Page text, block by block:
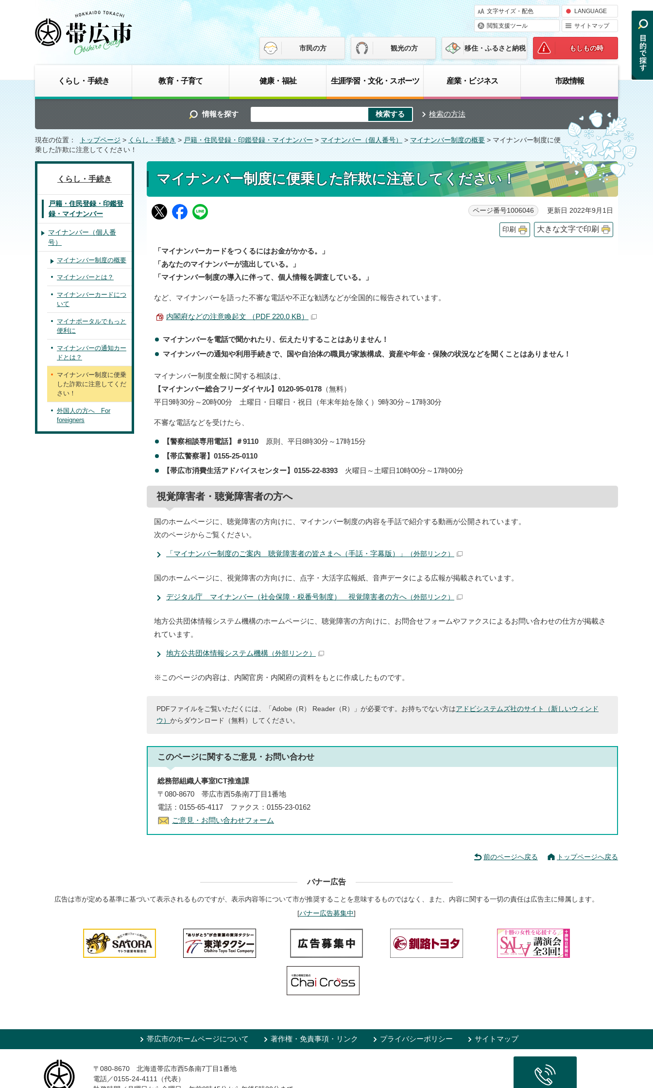
文字サイズ・配色 LANGUAGE
閲覧支援ツール サイトマップ
市民の方 観光の方 移住・ふるさと納税 もしもの時
くらし・手続き 教育・子育て 健康・福祉 生涯学習・文化・スポーツ 産業・ビジネス 市政情報
情報を探す 検索の方法
現在の位置： トップページ > くらし・手続き > 戸籍・住民登録・印鑑登録・マイナンバー > マイナンバー（個人番号） > マイナンバー制度の概要 > マイナンバー制度に便
乗した詐欺に注意してください！
マイナンバー制度に便乗した詐欺に注意してください！
ページ番号1006046 更新日 2022年9月1日
印刷 大きな文字で印刷
「マイナンバーカードをつくるにはお金がかかる。」
「あなたのマイナンバーが流出している。」
「マイナンバー制度の導入に伴って、個人情報を調査している。」
など、マイナンバーを語った不審な電話や不正な勧誘などが全国的に報告されています。
内閣府などの注意喚起文 （PDF 220.0 KB）
マイナンバーを電話で聞かれたり、伝えたりすることはありません！
マイナンバーの通知や利用手続きで、国や自治体の職員が家族構成、資産や年金・保険の状況などを聞くことはありません！
マイナンバー制度全般に関する相談は、
【マイナンバー総合フリーダイヤル】0120‐95‐0178 （無料）
平日9時30分～20時00分 土曜日・日曜日・祝日（年末年始を除く）9時30分～17時30分
不審な電話などを受けたら、
【警察相談専用電話】＃9110 原則、平日8時30分～17時15分
【帯広警察署】0155‐25‐0110
【帯広市消費生活アドバイスセンター】0155-22-8393 火曜日～土曜日10時00分～17時00分
視覚障害者・聴覚障害者の方へ
国のホームページに、聴覚障害の方向けに、マイナンバー制度の内容を手話で紹介する動画が公開されています。
次のページからご覧ください。
「マイナンバー制度のご案内 聴覚障害者の皆さまへ（手話・字幕版）」 （外部リンク）
国のホームページに、視覚障害の方向けに、点字・大活字広報紙、音声データによる広報が掲載されています。
デジタル庁 マイナンバー（社会保障・税番号制度） 視覚障害者の方へ （外部リンク）
地方公共団体情報システム機構のホームページに、聴覚障害の方向けに、お問合せフォームやファクスによるお問い合わせの仕方が掲載さ
れています。
地方公共団体情報システム機構 （外部リンク）
※このページの内容は、内閣官房・内閣府の資料をもとに作成したものです。
PDFファイルをご覧いただくには、「Adobe（R） Reader（R）」が必要です。お持ちでない方はアドビシステムズ社のサイト（新しいウィンド
ウ） からダウンロード（無料）してください。
このページに関するご意見・お問い合わせ
総務部組織人事室ICT推進課
〒080-8670 帯広市西5条南7丁目1番地
電話：0155-65-4117 ファクス：0155-23-0162
ご意見・お問い合わせフォーム
くらし・手続き
戸籍・住民登録・印鑑登
録・マイナンバー
マイナンバー（個人番
号）
マイナンバー制度の概要
マイナンバーとは？
マイナンバーカードにつ
いて
マイナポータルでもっと
便利に
マイナンバーの通知カー
ドとは？
マイナンバー制度に便乗
した詐欺に注意してくだ
さい！
外国人の方へ
For
foreigners
前のページへ戻る トップページへ戻る
バナー広告
広告は市が定める基準に基づいて表示されるものですが、表示内容等について市が推奨することを意味するものではなく、また、内容に関する一切の責任は広告主に帰属します。
[バナー広告募集中]
帯広市のホームページについて 著作権・免責事項・リンク プライバシーポリシー サイトマップ
〒080-8670 北海道帯広市西5条南7丁目1番地
電話／0155-24-4111（代表）